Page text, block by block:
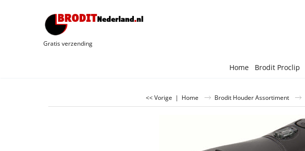
Gratis verzending
Home Brodit Proclip
<< Vorige | Home Brodit Houder Assortiment